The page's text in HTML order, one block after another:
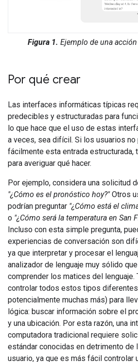
Figura 1. Ejemplo de una
Por qué crear
Las interfaces informáticas típicas
predecibles y estructuradas para
lo que hace que el uso de estas
a veces, sea difícil. Si los usuarios no
fácilmente esta entrada estructurada,
para averiguar qué hacer.
Por ejemplo, considera una solicitud
"¿Cómo es el pronóstico hoy?"Otros
podrían preguntar "¿Cómo está el
o "¿Cómo será la temperatura en San
Incluso con esta simple pregunta,
experiencias de conversación son
ya que interpretar y procesar el
analizador de lenguaje muy sólido
comprender los matices del lenguaje.
controlar todos estos tipos
potencialmente muchas más) para
lógica: buscar información sobre el
y una ubicación. Por esta razón, una
computadora tradicional requiere
estándar conocidas en detrimento de
usuario, ya que es más fácil controlar